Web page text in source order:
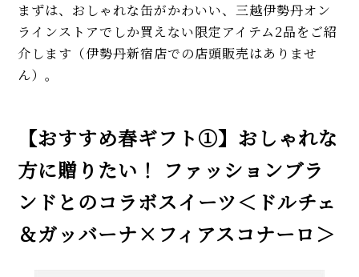
まずは、おしゃれな缶がかわいい、三越伊勢丹オン
ラインストアでしか買えない限定アイテム2品をご紹
介します（伊勢丹新宿店での店頭販売はありませ
ん）。
【おすすめ春ギフト①】おしゃれな
方に贈りたい！ ファッションブラ
ンドとのコラボスイーツ＜ドルチェ
＆ガッバーナ×フィアスコナーロ＞